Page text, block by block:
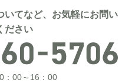
いてなど、お気軽にお問い
ださい
：00～16：00